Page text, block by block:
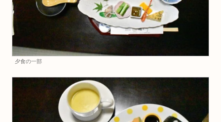
夕食の一部